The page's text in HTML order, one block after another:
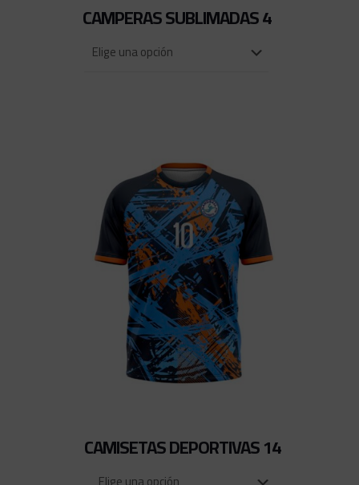
CAMPERAS SUBLIMADAS 4
CAMISETAS DEPORTIVAS 14